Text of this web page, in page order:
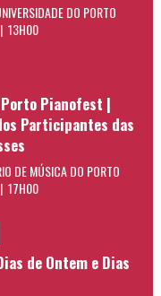
DO PORTO
13H00
Porto Pianofest |
Participantes das
DE MÚSICA DO PORTO
17H00
de Ontem e Dias